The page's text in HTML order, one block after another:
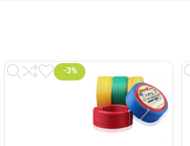
-3%